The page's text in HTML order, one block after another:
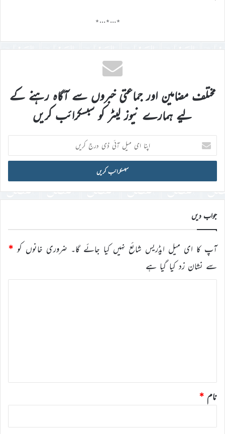
٭…٭…٭
مختلف مضامین اور جماعتی خبروں سے آگاہ رہنے کے
لیے ہمارے نیوز لیٹر کو سبسکرائب کریں
اپنا
ای
میل
ڈی
درج
کریں
جواب دیں
آپ کا ای میل ایڈریس شائع نہیں کیا جائے گا۔ ضروری خانوں کو *
سے نشان زد کیا گیا ہے
نام *